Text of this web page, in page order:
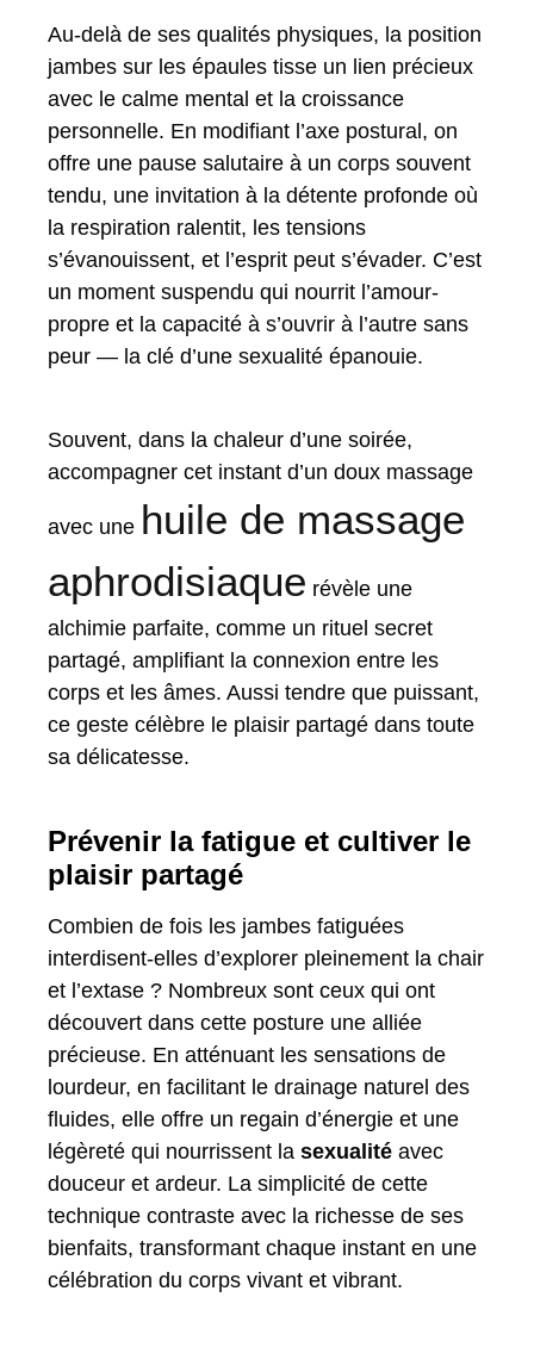
Au-delà de ses qualités physiques, la position
jambes sur les épaules tisse un lien précieux
avec le calme mental et la croissance
personnelle. En modifiant l’axe postural, on
offre une pause salutaire à un corps souvent
tendu, une invitation à la détente profonde où
la respiration ralentit, les tensions
s’évanouissent, et l’esprit peut s’évader. C’est
un moment suspendu qui nourrit l’amour-
propre et la capacité à s’ouvrir à l’autre sans
peur — la clé d’une sexualité épanouie.
Souvent, dans la chaleur d’une soirée,
accompagner cet instant d’un doux massage
avec une huile de massage
aphrodisiaque révèle une
alchimie parfaite, comme un rituel secret
partagé, amplifiant la connexion entre les
corps et les âmes. Aussi tendre que puissant,
ce geste célèbre le plaisir partagé dans toute
sa délicatesse.
Prévenir la fatigue et cultiver le
plaisir partagé
Combien de fois les jambes fatiguées
interdisent-elles d’explorer pleinement la chair
et l’extase ? Nombreux sont ceux qui ont
découvert dans cette posture une alliée
précieuse. En atténuant les sensations de
lourdeur, en facilitant le drainage naturel des
fluides, elle offre un regain d’énergie et une
légèreté qui nourrissent la sexualité avec
douceur et ardeur. La simplicité de cette
technique contraste avec la richesse de ses
bienfaits, transformant chaque instant en une
célébration du corps vivant et vibrant.